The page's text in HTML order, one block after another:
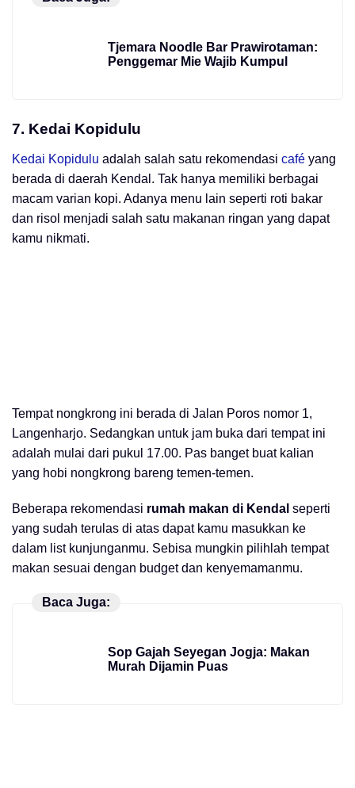
Tjemara Noodle Bar Prawirotaman:
Penggemar Mie Wajib Kumpul
7. Kedai Kopidulu
Kedai Kopidulu adalah salah satu rekomendasi café yang
berada di daerah Kendal. Tak hanya memiliki berbagai
macam varian kopi. Adanya menu lain seperti roti bakar
dan risol menjadi salah satu makanan ringan yang dapat
kamu nikmati.
Tempat nongkrong ini berada di Jalan Poros nomor 1,
Langenharjo. Sedangkan untuk jam buka dari tempat ini
adalah mulai dari pukul 17.00. Pas banget buat kalian
yang hobi nongkrong bareng temen-temen.
Beberapa rekomendasi rumah makan di Kendal seperti
yang sudah terulas di atas dapat kamu masukkan ke
dalam list kunjunganmu. Sebisa mungkin pilihlah tempat
makan sesuai dengan budget dan kenyemamanmu.
Baca Juga:
Sop Gajah Seyegan Jogja: Makan
Murah Dijamin Puas